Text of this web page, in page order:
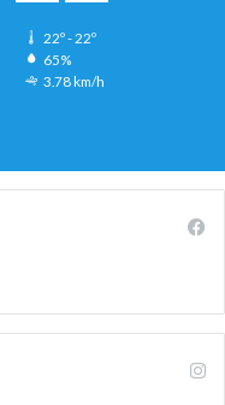
22º - 22º
65%
3.78 km/h